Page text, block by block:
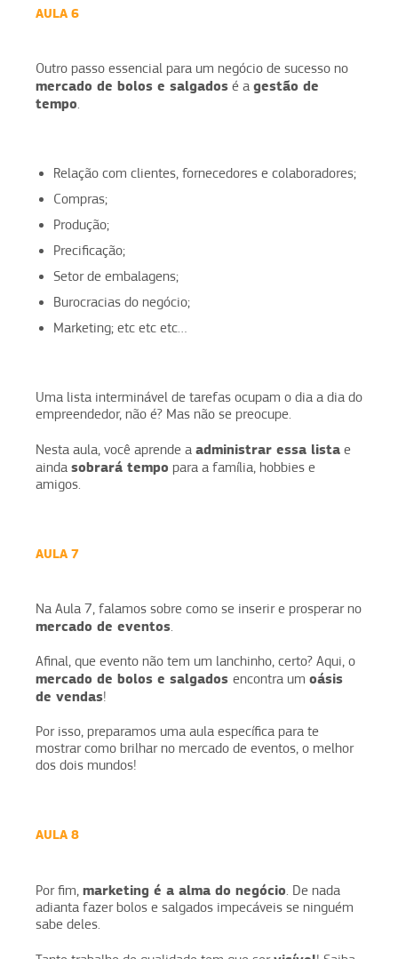
AULA 6
Outro passo essencial para um negócio de sucesso no
mercado de bolos e salgados é a gestão de
tempo.
Relação com clientes, fornecedores e colaboradores;
Compras;
Produção;
Precificação;
Setor de embalagens;
Burocracias do negócio;
Marketing; etc etc etc…
Uma lista interminável de tarefas ocupam o dia a dia do
empreendedor, não é? Mas não se preocupe.
Nesta aula, você aprende a administrar essa lista e
ainda sobrará tempo para a família, hobbies e
amigos.
AULA 7
Na Aula 7, falamos sobre como se inserir e prosperar no
mercado de eventos.
Afinal, que evento não tem um lanchinho, certo? Aqui, o
mercado de bolos e salgados encontra um oásis
de vendas!
Por isso, preparamos uma aula específica para te
mostrar como brilhar no mercado de eventos, o melhor
dos dois mundos!
AULA 8
Por fim, marketing é a alma do negócio. De nada
adianta fazer bolos e salgados impecáveis se ninguém
sabe deles.